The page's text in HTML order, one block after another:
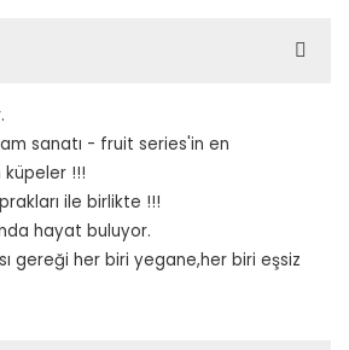
sanatı - fruit series'in en
küpeler !!!
ile birlikte !!!
hayat buluyor.
gereği her biri yegane,her biri eşsiz